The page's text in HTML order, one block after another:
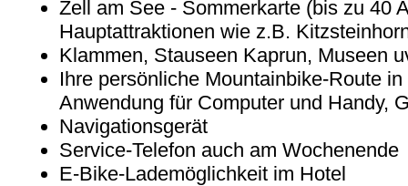
Zell am See - Sommerkarte (bis zu 40
Hauptattraktionen wie z.B.
Klammen, Stauseen Kaprun, Museen
Ihre persönliche Mountainbike-Route
Anwendung für Computer und Handy,
Navigationsgerät
Service-Telefon auch am Wochenende
E-Bike-Lademöglichkeit im Hotel